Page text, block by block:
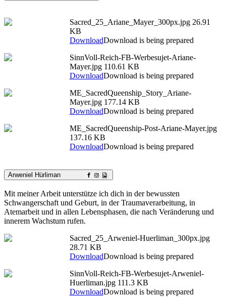
Sacred_25_Ariane_Mayer_300px.jpg 26.91
KB
DownloadDownload is being prepared
SinnVoll-Reich-FB-Werbesujet-Ariane-
Mayer.jpg 110.61 KB
DownloadDownload is being prepared
ME_SacredQueenship_Story_Ariane-
Mayer.jpg 177.14 KB
DownloadDownload is being prepared
ME_SacredQueenship-Post-Ariane-Mayer.jpg
137.16 KB
DownloadDownload is being prepared
Arweniel Hürliman
Mit meiner Arbeit unterstütze ich dich in der bewussten
Schwangerschaft und Geburt, in der Traumaverarbeitung, in
Atemarbeit und in allen Lebensphasen, die nach Veränderung und
innerem Wachstum rufen.
Sacred_25_Arweniel-Huerliman_300px.jpg
28.71 KB
DownloadDownload is being prepared
SinnVoll-Reich-FB-Werbesujet-Arweniel-
Huerliman.jpg 111.3 KB
DownloadDownload is being prepared